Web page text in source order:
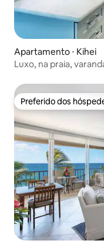
Apartamento ⋅ Kihei
Luxo, na praia,
Preferido dos
Preferido dos